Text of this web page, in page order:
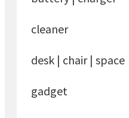
cleaner
desk | chair | space
gadget